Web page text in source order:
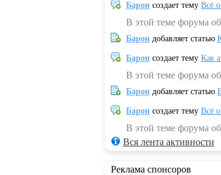
Барон создает тему Всё
В этой теме форума
Барон добавляет статью
Барон создает тему Как
В этой теме форума
Барон добавляет статью
Барон создает тему Всё
В этой теме форума
Вся лента активности
Реклама спонсоров